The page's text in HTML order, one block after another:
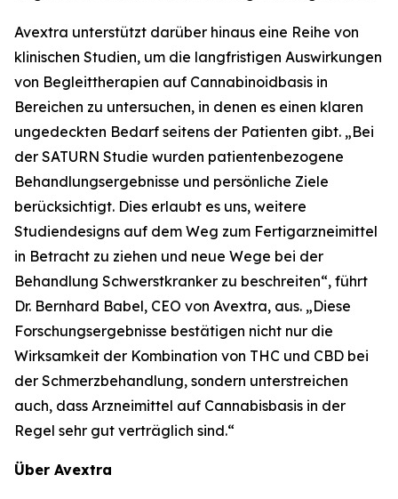
Avextra unterstützt darüber hinaus eine Reihe von
klinischen Studien, um die langfristigen Auswirkungen
von Begleittherapien auf Cannabinoidbasis in
Bereichen zu untersuchen, in denen es einen klaren
ungedeckten Bedarf seitens der Patienten gibt. „Bei
der SATURN Studie wurden patientenbezogene
Behandlungsergebnisse und persönliche Ziele
berücksichtigt. Dies erlaubt es uns, weitere
Studiendesigns auf dem Weg zum Fertigarzneimittel
in Betracht zu ziehen und neue Wege bei der
Behandlung Schwerstkranker zu beschreiten“, führt
Dr. Bernhard Babel, CEO von Avextra, aus. „Diese
Forschungsergebnisse bestätigen nicht nur die
Wirksamkeit der Kombination von THC und CBD bei
der Schmerzbehandlung, sondern unterstreichen
auch, dass Arzneimittel auf Cannabisbasis in der
Regel sehr gut verträglich sind.“
Über Avextra